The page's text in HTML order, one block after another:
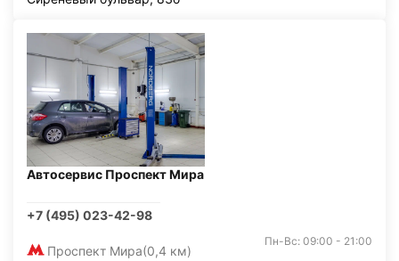
Автосервис Проспект Мира
+7 (495) 023-42-98
Проспект Мира(0,4 км)
Пн-Вс: 09:00 - 21:00